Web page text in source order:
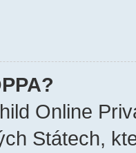
Online
Státech,